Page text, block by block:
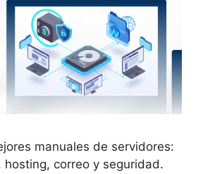
manuales de servidores:
hosting, correo y seguridad.